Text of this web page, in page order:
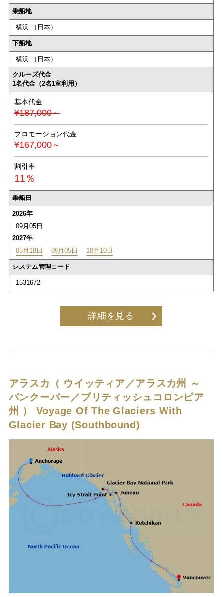
乗船地
横浜 （日本）
下船地
横浜 （日本）
クルーズ代金
1名代金（2名1室利用）
基本代金
¥187,000～
プロモーション代金
¥167,000～
割引率
11％
乗船日
2026年
09月05日
2027年
05月18日
09月05日 10月10日
システム管理コード
1531672
詳細を見る
アラスカ（ ウイッティア／アラスカ州 ～
バンクーバー／ブリティッシュコロンビア
州 ） Voyage Of The Glaciers With
Glacier Bay (Southbound)